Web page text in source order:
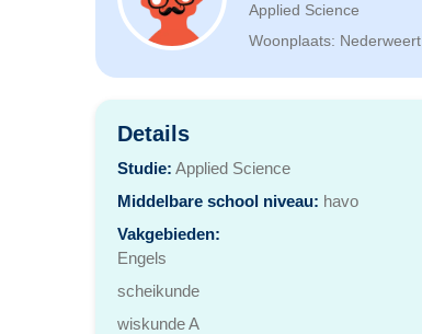
Applied Science
Woonplaats: Nederweert
Details
Studie: Applied Science
Middelbare school niveau: havo
Vakgebieden:
Engels
scheikunde
wiskunde A